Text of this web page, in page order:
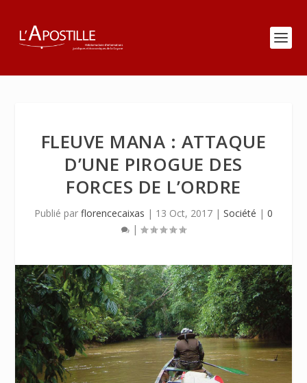
FLEUVE MANA : ATTAQUE
D’UNE PIROGUE DES
FORCES DE L’ORDRE
Publié par florencecaixas | 13 Oct, 2017 | Société | 0
|